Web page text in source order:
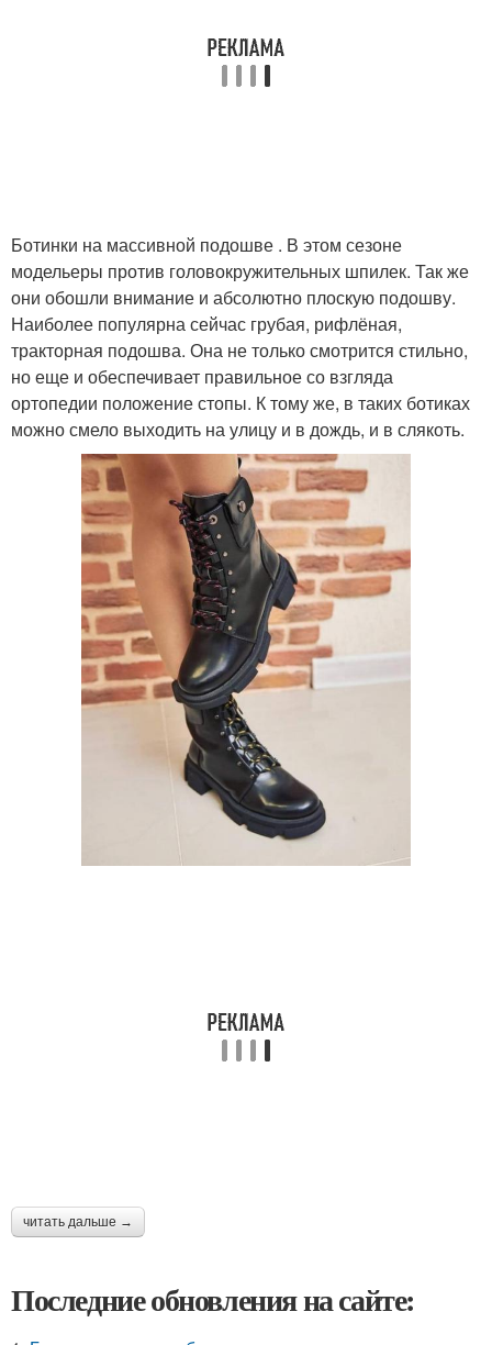
Ботинки на массивной подошве . В этом сезоне
модельеры против головокружительных шпилек. Так же
они обошли внимание и абсолютно плоскую подошву.
Наиболее популярна сейчас грубая, рифлёная,
тракторная подошва. Она не только смотрится стильно,
но еще и обеспечивает правильное со взгляда
ортопедии положение стопы. К тому же, в таких ботиках
можно смело выходить на улицу и в дождь, и в слякоть.
читать дальше →
Последние обновления на сайте: